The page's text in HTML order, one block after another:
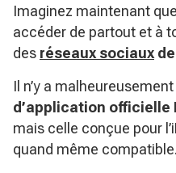
Imaginez maintenant
accéder de partout et à
des réseaux sociaux
Il n’y a
d’application officielle
mais celle conçue pour
quand même